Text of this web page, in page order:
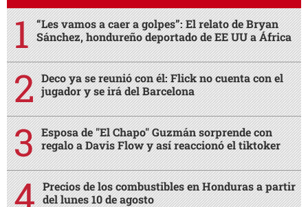
“Les vamos a caer a golpes”: El relato de Bryan
Sánchez, hondureño deportado de EE UU a África
Deco ya se reunió con él: Flick no cuenta con el
jugador y se irá del Barcelona
Esposa de "El Chapo" Guzmán sorprende con
regalo a Davis Flow y así reaccionó el tiktoker
Precios de los combustibles en Honduras a partir
del lunes 10 de agosto